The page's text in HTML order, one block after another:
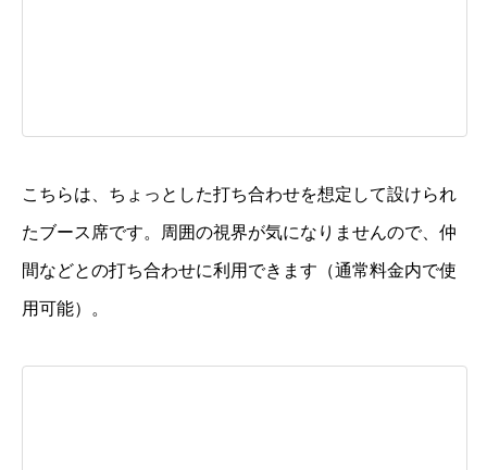
こちらは、ちょっとした打ち合わせを想定して設けられ
たブース席です。周囲の視界が気になりませんので、仲
間などとの打ち合わせに利用できます（通常料金内で使
用可能）。